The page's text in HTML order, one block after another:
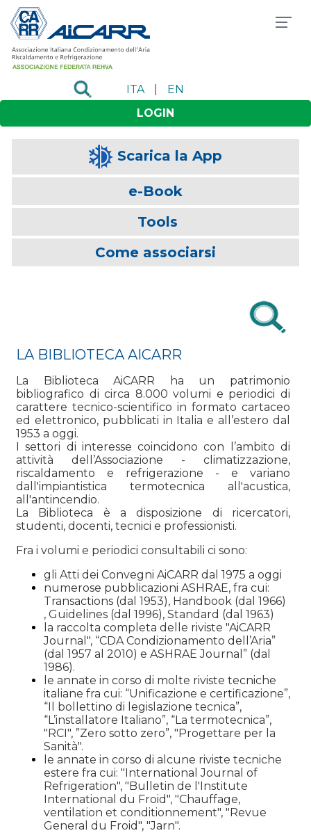
ITA
EN
LOGIN
Scarica la App
e-Book
Tools
Come associarsi
LA BIBLIOTECA AICARR
La Biblioteca AiCARR ha un patrimonio
bibliografico di circa 8.000 volumi e periodici di
carattere tecnico-scientifico in formato cartaceo
ed elettronico, pubblicati in Italia e all’estero dal
1953 a oggi.
I settori di interesse coincidono con l’ambito di
attività dell’Associazione - climatizzazione,
riscaldamento e refrigerazione - e variano
dall'impiantistica termotecnica all'acustica,
all'antincendio.
La Biblioteca è a disposizione di ricercatori,
studenti, docenti, tecnici e professionisti.
Fra i volumi e periodici consultabili ci sono:
gli Atti dei Convegni AiCARR dal 1975 a oggi
numerose pubblicazioni ASHRAE, fra cui:
Transactions (dal 1953), Handbook (dal 1966)
, Guidelines (dal 1996), Standard (dal 1963)
la raccolta completa delle riviste "AiCARR
Journal", “CDA Condizionamento dell’Aria”
(dal 1957 al 2010) e ASHRAE Journal” (dal
1986).
le annate in corso di molte riviste tecniche
italiane fra cui: “Unificazione e certificazione”,
“Il bollettino di legislazione tecnica”,
“L’installatore Italiano”, “La termotecnica”,
"RCI", ”Zero sotto zero”, "Progettare per la
Sanità".
le annate in corso di alcune riviste tecniche
estere fra cui: "International Journal of
Refrigeration", "Bulletin de l'Institute
International du Froid", "Chauffage,
ventilation et conditionnement", "Revue
General du Froid", "Jarn".